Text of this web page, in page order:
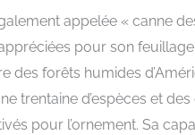
appelée « canne
pour son
des forêts humides
trentaine d’espèces et
pour l’ornement. Sa